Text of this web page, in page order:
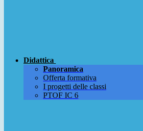
Didattica
Panoramica
Offerta formativa
I progetti delle classi
PTOF IC 6